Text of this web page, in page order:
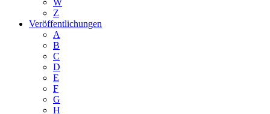
W
Z
Veröffentlichungen
A
B
C
D
E
F
G
H